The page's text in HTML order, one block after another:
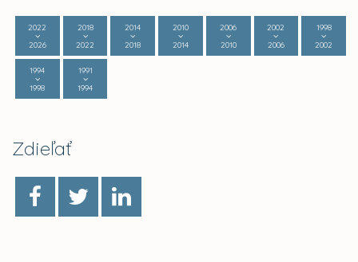
2022
2026
2018
2022
2014
2018
2010
2014
2006
2010
2002
2006
1998
2002
1994
1998
1991
1994
Zdieľať